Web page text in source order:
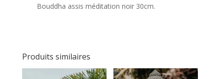
Bouddha assis méditation noir 30cm.
Produits similaires